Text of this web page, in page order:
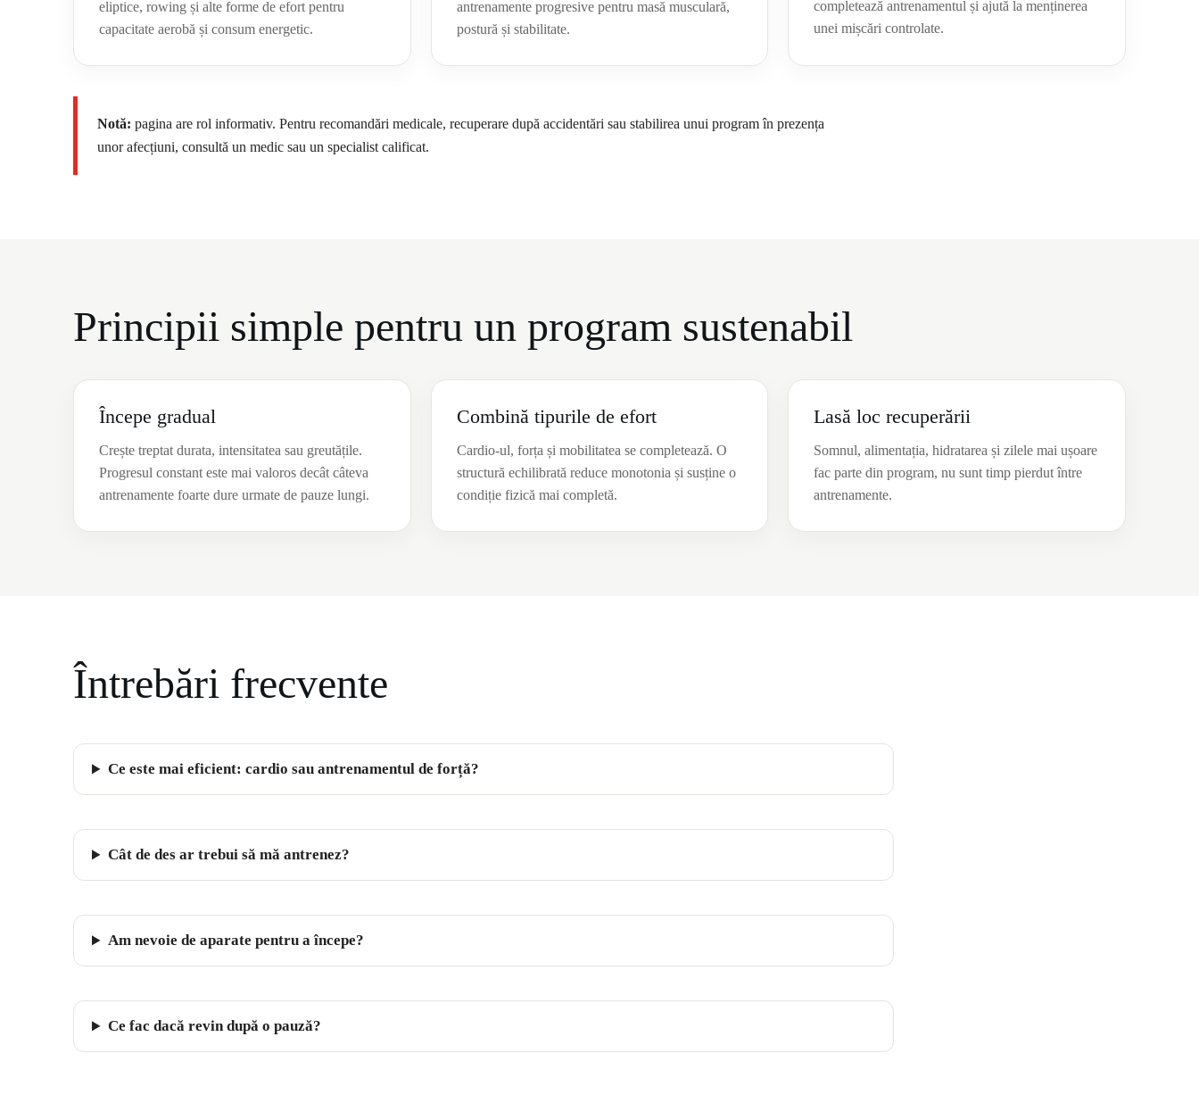
eliptice, rowing și alte forme de efort pentru
capacitate aerobă și consum energetic.
antrenamente progresive pentru masă musculară,
postură și stabilitate.
completează antrenamentul și ajută la menținerea
unei mișcări controlate.
Notă: pagina are rol informativ. Pentru recomandări medicale, recuperare după accidentări sau stabilirea unui program în prezența
unor afecțiuni, consultă un medic sau un specialist calificat.
Principii simple pentru un program sustenabil
Începe gradual
Crește treptat durata, intensitatea sau greutățile.
Progresul constant este mai valoros decât câteva
antrenamente foarte dure urmate de pauze lungi.
Combină tipurile de efort
Cardio-ul, forța și mobilitatea se completează. O
structură echilibrată reduce monotonia și susține o
condiție fizică mai completă.
Lasă loc recuperării
Somnul, alimentația, hidratarea și zilele mai ușoare
fac parte din program, nu sunt timp pierdut între
antrenamente.
Întrebări frecvente
Ce este mai eficient: cardio sau antrenamentul de forță?
Cât de des ar trebui să mă antrenez?
Am nevoie de aparate pentru a începe?
Ce fac dacă revin după o pauză?